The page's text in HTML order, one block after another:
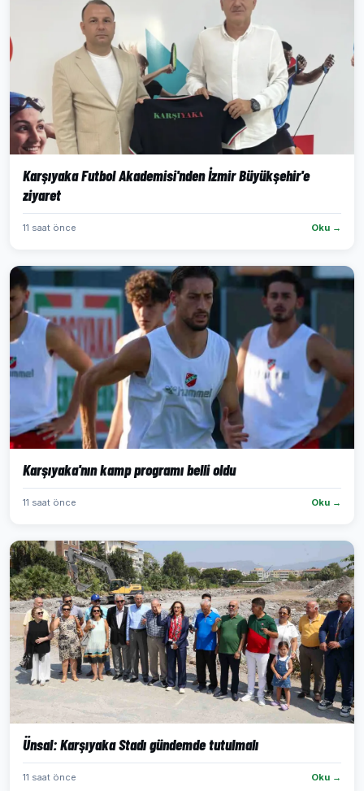
Karşıyaka Futbol Akademisi'nden İzmir Büyükşehir'e
ziyaret
11 saat önce Oku →
Karşıyaka'nın kamp programı belli oldu
11 saat önce Oku →
Ünsal: Karşıyaka Stadı gündemde tutulmalı
11 saat önce Oku →